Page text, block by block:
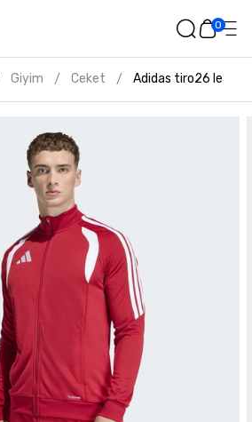
0
Giyim / Ceket / Adidas tiro26 league